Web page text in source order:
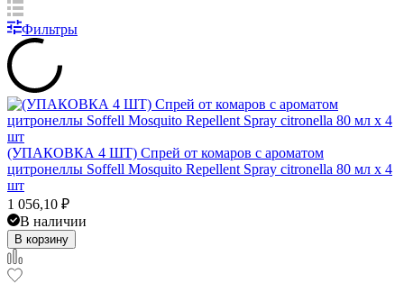
Фильтры
(УПАКОВКА 4 ШТ) Спрей от комаров с ароматом
цитронеллы Soffell Mosquito Repellent Spray citronella 80 мл x 4
шт
1 056,10 ₽
В наличии
В корзину